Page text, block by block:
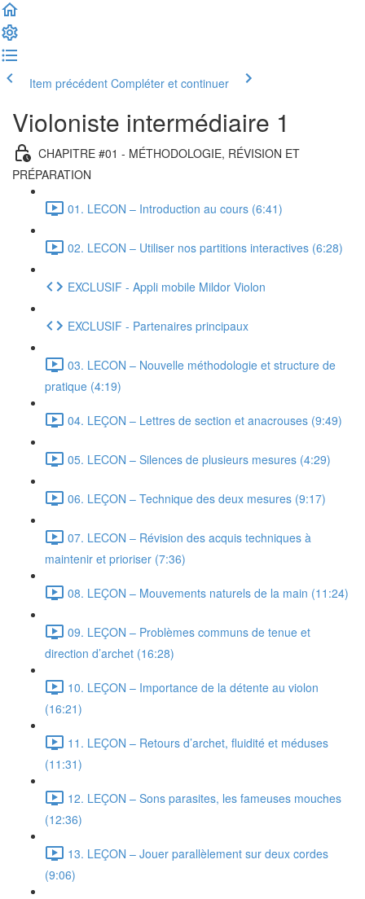
Item précédent Compléter et continuer
Violoniste intermédiaire 1
CHAPITRE #01 - MÉTHODOLOGIE, RÉVISION ET
PRÉPARATION
01. LECON – Introduction au cours (6:41)
02. LECON – Utiliser nos partitions interactives (6:28)
EXCLUSIF - Appli mobile Mildor Violon
EXCLUSIF - Partenaires principaux
03. LECON – Nouvelle méthodologie et structure de
pratique (4:19)
04. LEÇON – Lettres de section et anacrouses (9:49)
05. LECON – Silences de plusieurs mesures (4:29)
06. LEÇON – Technique des deux mesures (9:17)
07. LECON – Révision des acquis techniques à
maintenir et prioriser (7:36)
08. LEÇON – Mouvements naturels de la main (11:24)
09. LEÇON – Problèmes communs de tenue et
direction d’archet (16:28)
10. LEÇON – Importance de la détente au violon
(16:21)
11. LEÇON – Retours d’archet, fluidité et méduses
(11:31)
12. LEÇON – Sons parasites, les fameuses mouches
(12:36)
13. LEÇON – Jouer parallèlement sur deux cordes
(9:06)